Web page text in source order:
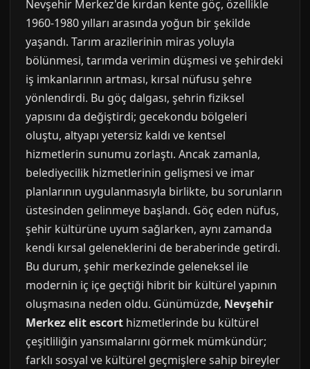
Nevşehir Merkez'de kırdan kente göç, özellikle
1960-1980 yılları arasında yoğun bir şekilde
yaşandı. Tarım arazilerinin miras yoluyla
bölünmesi, tarımda verimin düşmesi ve şehirdeki
iş imkanlarının artması, kırsal nüfusu şehre
yönlendirdi. Bu göç dalgası, şehrin fiziksel
yapısını da değiştirdi; gecekondu bölgeleri
oluştu, altyapı yetersiz kaldı ve kentsel
hizmetlerin sunumu zorlaştı. Ancak zamanla,
belediyecilik hizmetlerinin gelişmesi ve imar
planlarının uygulanmasıyla birlikte, bu sorunların
üstesinden gelinmeye başlandı. Göç eden nüfus,
şehir kültürüne uyum sağlarken, aynı zamanda
kendi kırsal geleneklerini de beraberinde getirdi.
Bu durum, şehir merkezinde geleneksel ile
modernin iç içe geçtiği hibrit bir kültürel yapının
oluşmasına neden oldu. Günümüzde, Nevşehir
Merkez elit escort hizmetlerinde bu kültürel
çeşitliliğin yansımalarını görmek mümkündür;
farklı sosyal ve kültürel geçmişlere sahip bireyler